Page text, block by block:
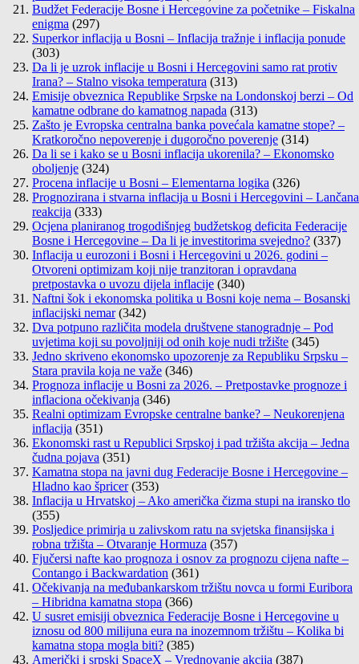
Budžet Federacije Bosne i Hercegovine za početnike – Fiskalna
enigma (297)
Superkor inflacija u Bosni – Inflacija tražnje i inflacija ponude
(303)
Da li je uzrok inflacije u Bosni i Hercegovini samo rat protiv
Irana? – Stalno visoka temperatura (313)
Emisije obveznica Republike Srpske na Londonskoj berzi – Od
kamatne odbrane do kamatnog napada (313)
Zašto je Evropska centralna banka povećala kamatne stope? –
Kratkoročno nepoverenje i dugoročno poverenje (314)
Da li se i kako se u Bosni inflacija ukorenila? – Ekonomsko
oboljenje (324)
Procena inflacije u Bosni – Elementarna logika (326)
Prognozirana i stvarna inflacija u Bosni i Hercegovini – Lančana
reakcija (333)
Ocjena planiranog trogodišnjeg budžetskog deficita Federacije
Bosne i Hercegovine – Da li je investitorima svejedno? (337)
Inflacija u eurozoni i Bosni i Hercegovini u 2026. godini –
Otvoreni optimizam koji nije tranzitoran i opravdana
pretpostavka o uvozu dijela inflacije (340)
Naftni šok i ekonomska politika u Bosni koje nema – Bosanski
inflacijski nemar (342)
Dva potpuno različita modela društvene stanogradnje – Pod
uvjetima koji su povoljniji od onih koje nudi tržište (345)
Jedno skriveno ekonomsko upozorenje za Republiku Srpsku –
Stara pravila koja ne važe (346)
Prognoza inflacije u Bosni za 2026. – Pretpostavke prognoze i
inflaciona očekivanja (346)
Realni optimizam Evropske centralne banke? – Neukorenjena
inflacija (351)
Ekonomski rast u Republici Srpskoj i pad tržišta akcija – Jedna
čudna pojava (351)
Kamatna stopa na javni dug Federacije Bosne i Hercegovine –
Hladno kao špricer (353)
Inflacija u Hrvatskoj – Ako američka čizma stupi na iransko tlo
(355)
Posljedice primirja u zalivskom ratu na svjetska finansijska i
robna tržišta – Otvaranje Hormuza (357)
Fjučersi nafte kao prognoza i osnov za prognozu cijena nafte –
Contango i Backwardation (361)
Očekivanja na međubankarskom tržištu novca u formi Euribora
– Hibridna kamatna stopa (366)
U susret emisiji obveznica Federacije Bosne i Hercegovine u
iznosu od 800 milijuna eura na inozemnom tržištu – Kolika bi
kamatna stopa mogla biti? (385)
Američki i srpski SpaceX – Vrednovanje akcija (387)